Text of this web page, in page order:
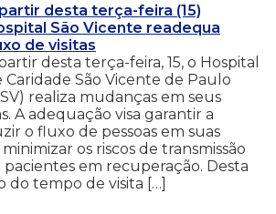
desta terça-feira (15)
São Vicente readequa
de visitas
desta terça-feira, 15, o Hospital
Caridade São Vicente de Paulo
realiza mudanças em seus
A adequação visa garantir a
o fluxo de pessoas em suas
os riscos de transmissão
pacientes em recuperação. Desta
do tempo de visita […]